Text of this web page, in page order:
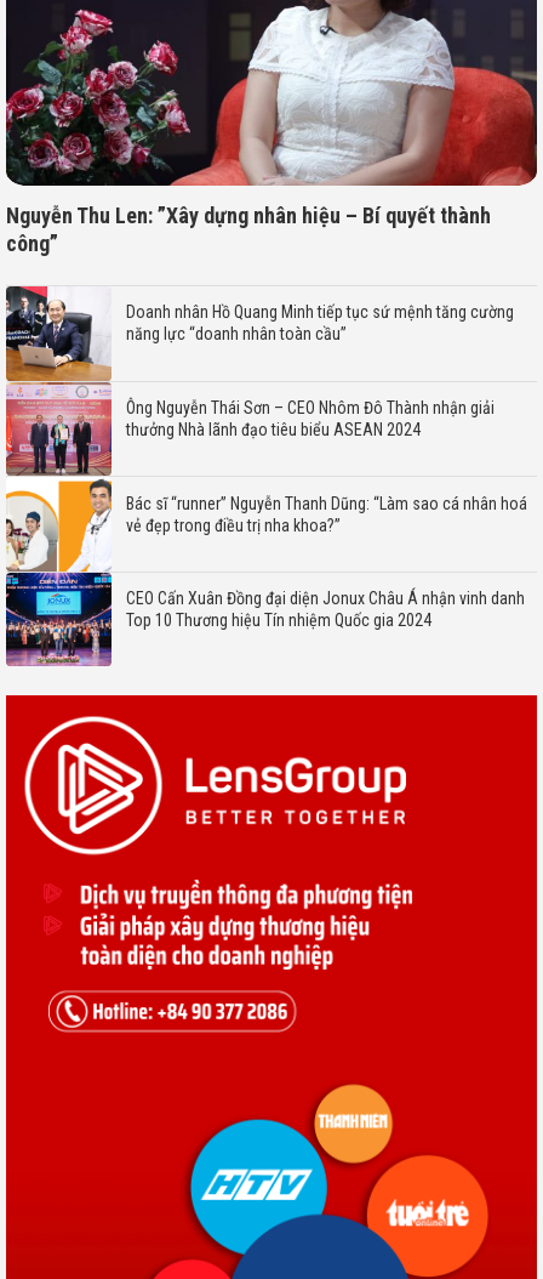
Nguyễn Thu Len: ”Xây dựng nhân hiệu – Bí quyết thành
công”
Doanh nhân Hồ Quang Minh tiếp tục sứ mệnh tăng cường
năng lực “doanh nhân toàn cầu”
Ông Nguyễn Thái Sơn – CEO Nhôm Đô Thành nhận giải
thưởng Nhà lãnh đạo tiêu biểu ASEAN 2024
Bác sĩ “runner” Nguyễn Thanh Dũng: “Làm sao cá nhân hoá
vẻ đẹp trong điều trị nha khoa?”
CEO Cấn Xuân Đồng đại diện Jonux Châu Á nhận vinh danh
Top 10 Thương hiệu Tín nhiệm Quốc gia 2024